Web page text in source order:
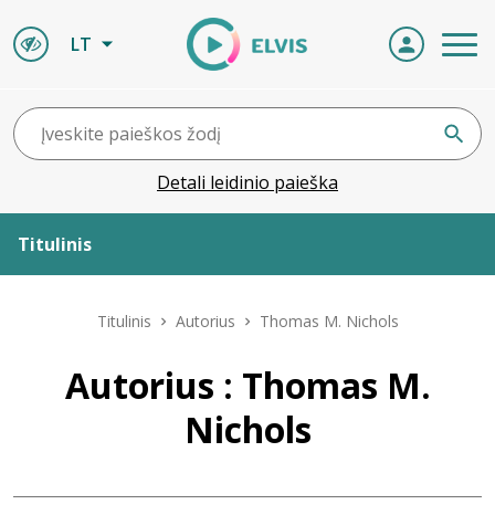
LT
Detali leidinio paieška
Titulinis
Leidiniai
Naujienos
Titulinis Autorius Thomas M. Nichols
Autorius : Thomas M.
Nichols